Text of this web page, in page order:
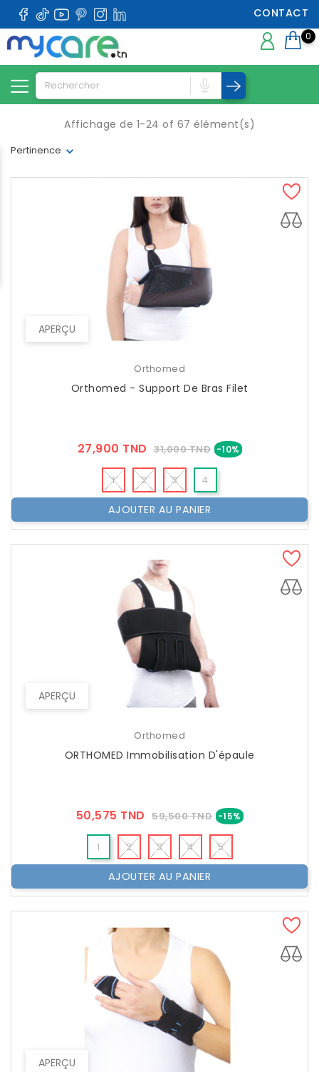
CONTACT
0
Pertinence
Affichage de 1-24 of 67 élément(s)
APERÇU
Orthomed
Orthomed - Support De Bras Filet
27,900 TND Prix
Public
31,000 TND -10% Prix
1 2 3 4
AJOUTER AU PANIER
APERÇU
Orthomed
ORTHOMED Immobilisation D'épaule
50,575 TND Prix
Public
59,500 TND -15% Prix
1 2 3 4 5
AJOUTER AU PANIER
APERÇU